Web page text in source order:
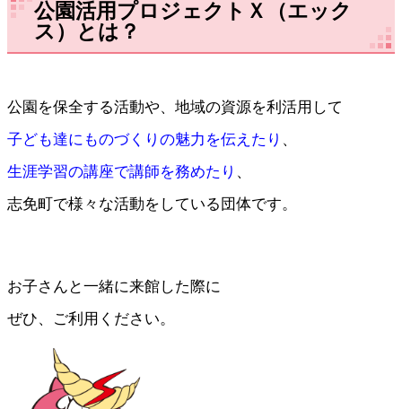
公園活用プロジェクトＸ（エック
ス）とは？
公園を保全する活動や、地域の資源を利活用して
子ども達にものづくりの魅力を伝えたり 、
生涯学習の講座で講師を務めたり 、
志免町で様々な活動をしている団体です。
お子さんと一緒に来館した際に
ぜひ、ご利用ください。